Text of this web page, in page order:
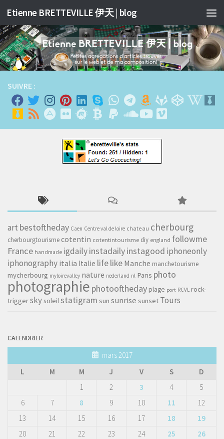
Skip to content
Etienne BRETTEVILLE 伊天 | blog
SUIVRE :
art bestoftheday Caen Centre val de loire chateau cherbourg
cherbourgtourismecotentin cotentintourisme diy england followme
France handmade igdailyinstadailyinstagood iphoneonly
iphonography italia Italie lifelike Manche manchetourisme
mycherbourg myloirevalley nature nederland nl Paris photo
photographie photooftheday plage port RCVL rock-
triggerskysoleilstatigram sun sunrise sunset Tours
CALENDRIER
mars 2017
L
M M J V S
D
1
2 3 4
5
6
7 8 9 10 11
12
13
14 15 16 17 18
19
20
21 22 23 24 25
26